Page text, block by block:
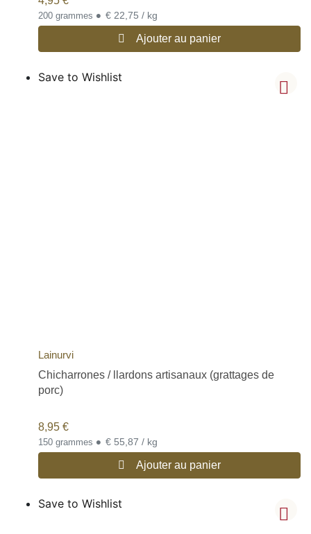
200 grammes • € 22,75 / kg
Ajouter au panier
Save to Wishlist
Lainurvi
Chicharrones / llardons artisanaux (grattages de
porc)
8,95 €
150 grammes • € 55,87 / kg
Ajouter au panier
Save to Wishlist